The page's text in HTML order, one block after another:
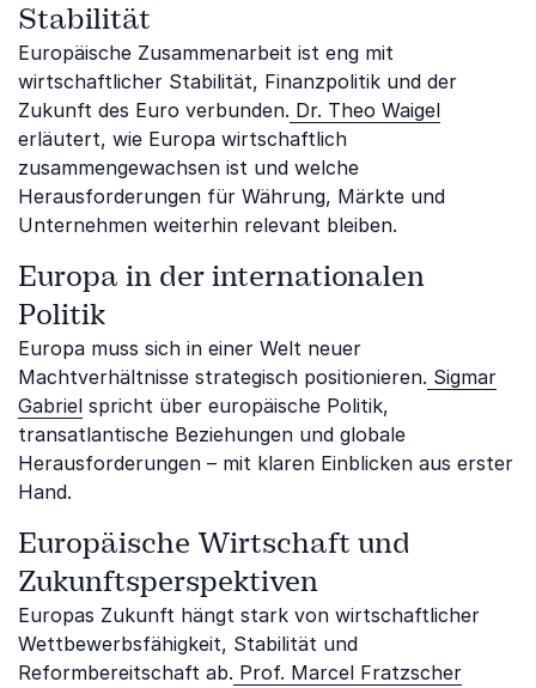
Stabilität
Europäische Zusammenarbeit ist eng mit
wirtschaftlicher Stabilität, Finanzpolitik und der
Zukunft des Euro verbunden. Dr. Theo Waigel
erläutert, wie Europa wirtschaftlich
zusammengewachsen ist und welche
Herausforderungen für Währung, Märkte und
Unternehmen weiterhin relevant bleiben.
Europa in der internationalen
Politik
Europa muss sich in einer Welt neuer
Machtverhältnisse strategisch positionieren. Sigmar
Gabriel spricht über europäische Politik,
transatlantische Beziehungen und globale
Herausforderungen – mit klaren Einblicken aus erster
Hand.
Europäische Wirtschaft und
Zukunftsperspektiven
Europas Zukunft hängt stark von wirtschaftlicher
Wettbewerbsfähigkeit, Stabilität und
Reformbereitschaft ab. Prof. Marcel Fratzscher